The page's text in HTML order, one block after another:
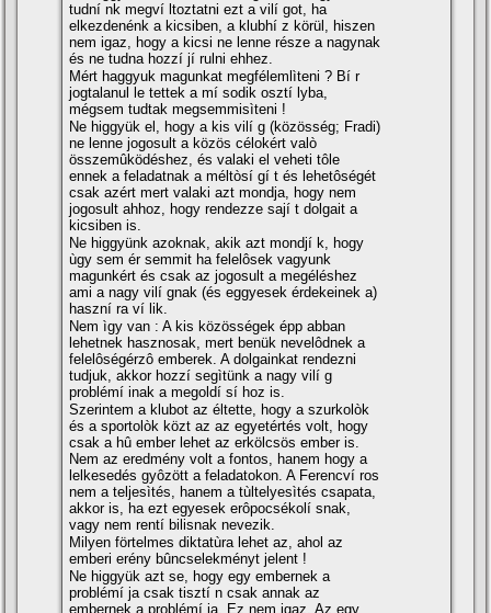
tudní nk megví ltoztatni ezt a vilí got, ha
elkezdenénk a kicsiben, a klubhí z körül, hiszen
nem igaz, hogy a kicsi ne lenne része a nagynak
és ne tudna hozzí jí rulni ehhez.
Mért haggyuk magunkat megfélemlìteni ? Bí r
jogtalanul le tettek a mí sodik osztí lyba,
mégsem tudtak megsemmisìteni !
Ne higgyük el, hogy a kis vilí g (közösség; Fradi)
ne lenne jogosult a közös célokért valò
összemûködéshez, és valaki el veheti tôle
ennek a feladatnak a méltòsí gí t és lehetôségét
csak azért mert valaki azt mondja, hogy nem
jogosult ahhoz, hogy rendezze sají t dolgait a
kicsiben is.
Ne higgyünk azoknak, akik azt mondjí k, hogy
ùgy sem ér semmit ha felelôsek vagyunk
magunkért és csak az jogosult a megéléshez
ami a nagy vilí gnak (és eggyesek érdekeinek a)
haszní ra ví lik.
Nem ìgy van : A kis közösségek épp abban
lehetnek hasznosak, mert benük nevelôdnek a
felelôségérzô emberek. A dolgainkat rendezni
tudjuk, akkor hozzí segìtünk a nagy vilí g
problémí inak a megoldí sí hoz is.
Szerintem a klubot az éltette, hogy a szurkolòk
és a sportolòk közt az az egyetértés volt, hogy
csak a hû ember lehet az erkölcsös ember is.
Nem az eredmény volt a fontos, hanem hogy a
lelkesedés gyôzött a feladatokon. A Ferencví ros
nem a teljesìtés, hanem a tùltelyesìtés csapata,
akkor is, ha ezt egyesek erôpocsékolí snak,
vagy nem rentí bilisnak nevezik.
Milyen förtelmes diktatùra lehet az, ahol az
emberi erény bûncselekményt jelent !
Ne higgyük azt se, hogy egy embernek a
problémí ja csak tisztí n csak annak az
embernek a problémí ja. Ez nem igaz. Az egy